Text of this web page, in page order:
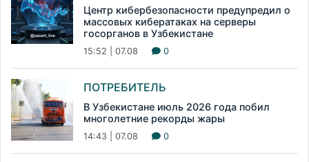
Центр кибербезопасности предупредил о
массовых кибератаках на серверы
госорганов в Узбекистане
15:52 | 07.08 0
ПОТРЕБИТЕЛЬ
В Узбекистане июль 2026 года побил
многолетние рекорды жары
14:43 | 07.08 0